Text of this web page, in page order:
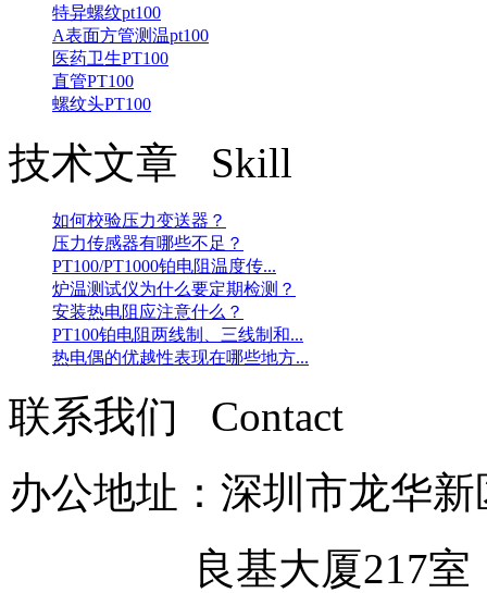
特异螺纹pt100
A表面方管测温pt100
医药卫生PT100
直管PT100
螺纹头PT100
技术文章 Skill
如何校验压力变送器？
压力传感器有哪些不足？
PT100/PT1000铂电阻温度传...
炉温测试仪为什么要定期检测？
安装热电阻应注意什么？
PT100铂电阻两线制、三线制和...
热电偶的优越性表现在哪些地方...
联系我们 Contact
办公地址：深圳市龙华
良基大厦217室